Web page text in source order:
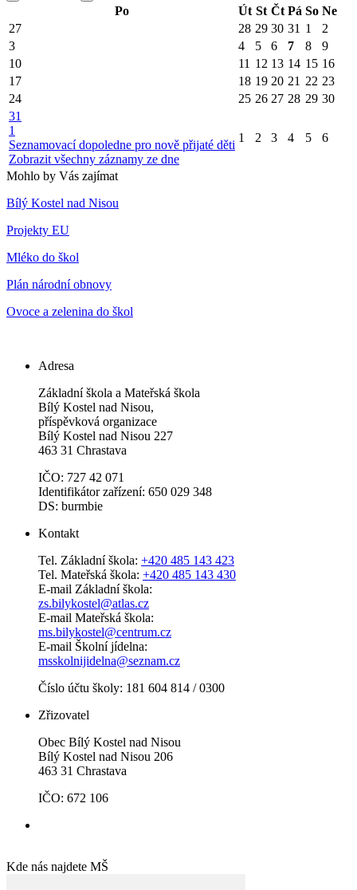
Po
Út St Čt Pá So Ne
27
28 29 30 31 1
2
3
4 5 6 7 8
9
10
11 12 13 14 15 16
17
18 19 20 21 22 23
24
25 26 27 28 29 30
31
1
Seznamovací dopoledne pro nově přijaté děti
Zobrazit všechny záznamy ze dne
1 2 3 4 5 6
Mohlo by Vás zajímat
Bílý Kostel nad Nisou
Projekty EU
Mléko do škol
Plán národní obnovy
Ovoce a zelenina do škol
Adresa
Základní škola a Mateřská škola
Bílý Kostel nad Nisou,
příspěvková organizace
Bílý Kostel nad Nisou 227
463 31 Chrastava
IČO: 727 42 071
Identifikátor zařízení: 650 029 348
DS: burmbie
Kontakt
Tel. Základní škola: +420 485 143 423
Tel. Mateřská škola: +420 485 143 430
E-mail Základní škola:
zs.bilykostel@atlas.cz
E-mail Mateřská škola:
ms.bilykostel@centrum.cz
E-mail Školní jídelna:
msskolnijidelna@seznam.cz
Číslo účtu školy: 181 604 814 / 0300
Zřizovatel
Obec Bílý Kostel nad Nisou
Bílý Kostel nad Nisou 206
463 31 Chrastava
IČO: 672 106
Kde nás najdete MŠ